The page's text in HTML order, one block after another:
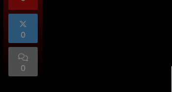
0
0